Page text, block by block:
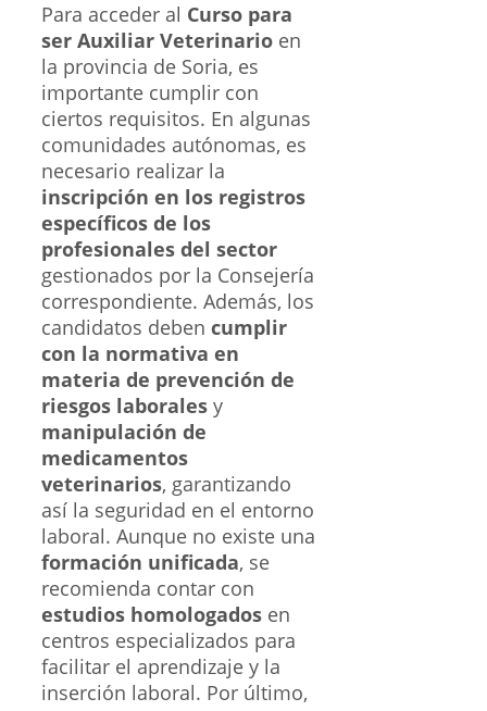
Para acceder al Curso para
ser Auxiliar Veterinario en
la provincia de Soria, es
importante cumplir con
ciertos requisitos. En algunas
comunidades autónomas, es
necesario realizar la
inscripción en los registros
específicos de los
profesionales del sector
gestionados por la Consejería
correspondiente. Además, los
candidatos deben cumplir
con la normativa en
materia de prevención de
riesgos laborales y
manipulación de
medicamentos
veterinarios, garantizando
así la seguridad en el entorno
laboral. Aunque no existe una
formación unificada, se
recomienda contar con
estudios homologados en
centros especializados para
facilitar el aprendizaje y la
inserción laboral. Por último,